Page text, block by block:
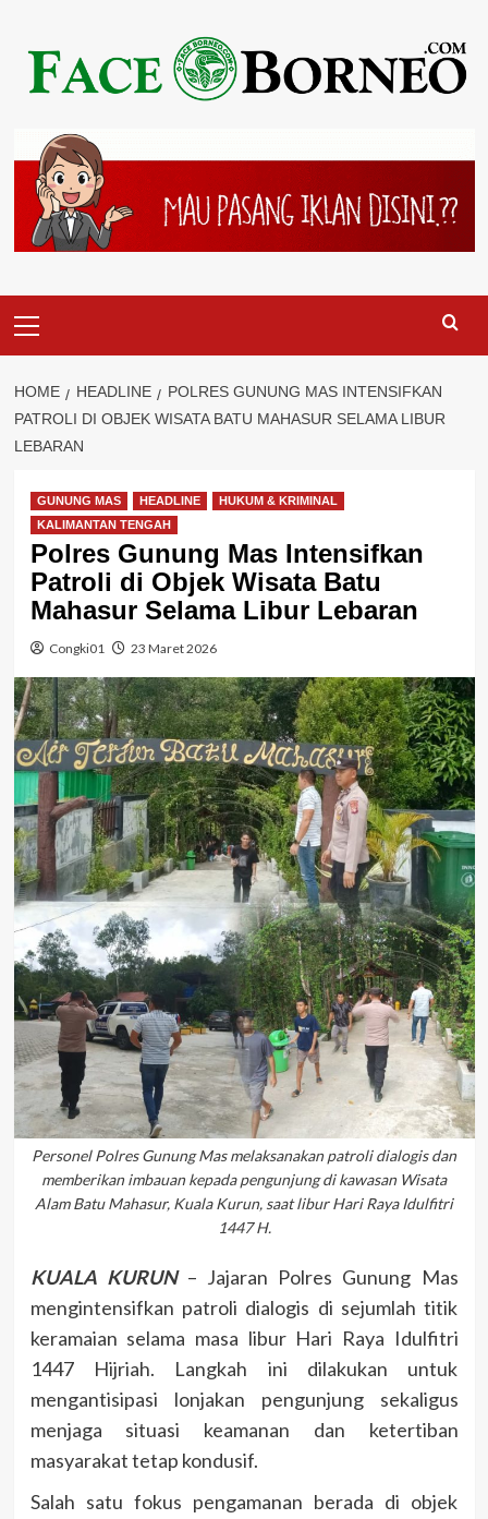
content
Menu
HOME HEADLINE
POLRES GUNUNG MAS INTENSIFKAN
PATROLI DI OBJEK WISATA BATU MAHASUR SELAMA LIBUR
LEBARAN
GUNUNG MAS HEADLINE
HUKUM & KRIMINAL
KALIMANTAN TENGAH
Polres Gunung Mas Intensifkan
Patroli di Objek Wisata Batu
Mahasur Selama Libur Lebaran
Congki01 23 Maret 2026
Personel Polres Gunung Mas melaksanakan patroli dialogis dan
memberikan imbauan kepada pengunjung di kawasan Wisata
Alam Batu Mahasur, Kuala Kurun, saat libur Hari Raya Idulfitri
1447 H.
KUALA KURUN – Jajaran Polres Gunung Mas
mengintensifkan patroli dialogis di sejumlah titik
keramaian selama masa libur Hari Raya Idulfitri
1447 Hijriah. Langkah ini dilakukan untuk
mengantisipasi lonjakan pengunjung sekaligus
menjaga situasi keamanan dan ketertiban
masyarakat tetap kondusif.
Salah satu fokus pengamanan berada di objek